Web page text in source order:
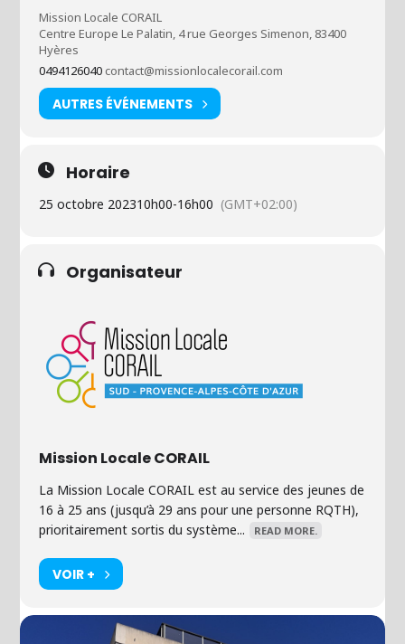
Mission Locale CORAIL
Centre Europe Le Palatin, 4 rue Georges Simenon, 83400
Hyères
0494126040contact@missionlocalecorail.com
AUTRES ÉVÉNEMENTS
Horaire
25 octobre 202310h00-16h00 (GMT+02:00)
Organisateur
Mission Locale CORAIL
La Mission Locale CORAIL est au service des jeunes de
16 à 25 ans (jusqu’à 29 ans pour une personne RQTH),
prioritairement sortis du système...
READ MORE.
VOIR +